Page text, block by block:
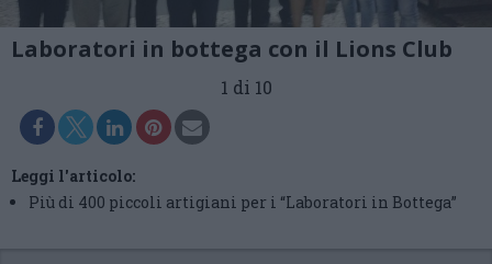
Laboratori in bottega con il Lions Club
1 di 10
Leggi l'articolo:
Più di 400 piccoli artigiani per i “Laboratori in Bottega”